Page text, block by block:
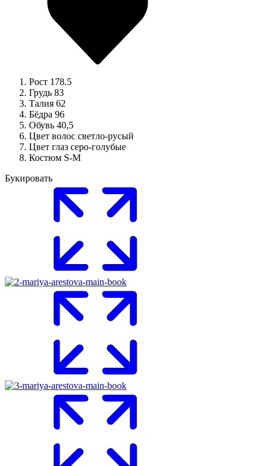
Рост 178.5
Грудь 83
Талия 62
Бёдра 96
Обувь 40,5
Цвет волос светло-русый
Цвет глаз серо-голубые
Костюм S-M
Букировать